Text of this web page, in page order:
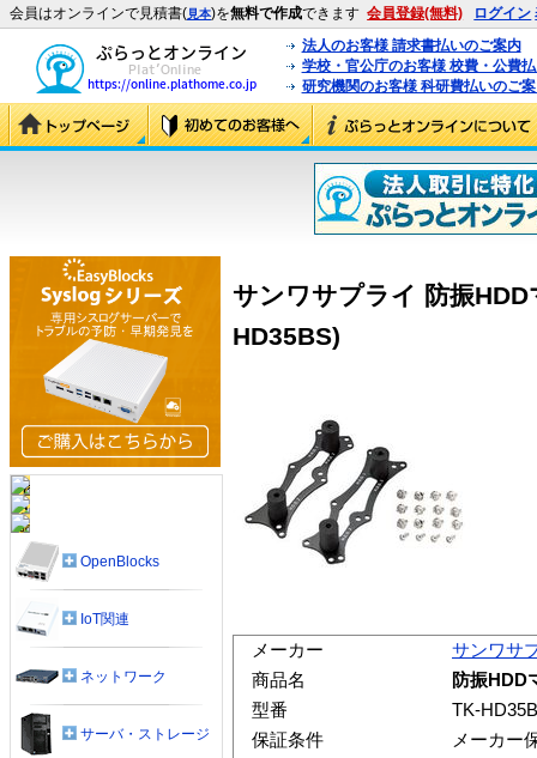
会員はオンラインで見積書(見本)を無料で作成できます 会員登録(無料) ログイン
法人のお客様 請求書払いのご案内
学校・官公庁のお客様 校費・公費
研究機関のお客様 科研費払いのご
サンワサプライ 防振
HD35BS)
メーカー
サンワサ
商品名
防振HDD
型番
TK-
保証条件
メーカー
OpenBlocks
IoT関連
ネットワーク
サーバ・ストレージ